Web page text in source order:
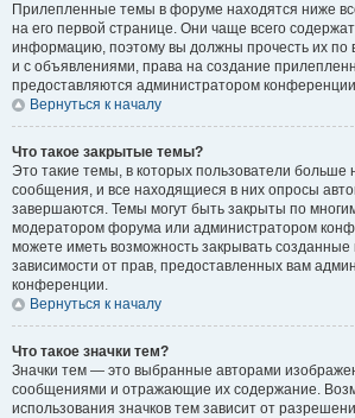
Прилепленные темы в форуме находятся ниже
на его первой странице. Они чаще всего
информацию, поэтому вы должны прочесть их по
и с объявлениями, права на создание
предоставляются администратором
Вернуться к началу
Что такое закрытые темы?
Это такие темы, в которых пользователи больше
сообщения, и все находящиеся в них опросы
завершаются. Темы могут быть закрыты по
модератором форума или администратором
можете иметь возможность закрывать
зависимости от прав, предоставленных вам
конференции.
Вернуться к началу
Что такое значки тем?
Значки тем — это выбранные авторами
сообщениями и отражающие их содержание.
использования значков тем зависит от